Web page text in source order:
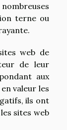
terne ou
web de
de leur
aux
valeur les
ils ont
sites web